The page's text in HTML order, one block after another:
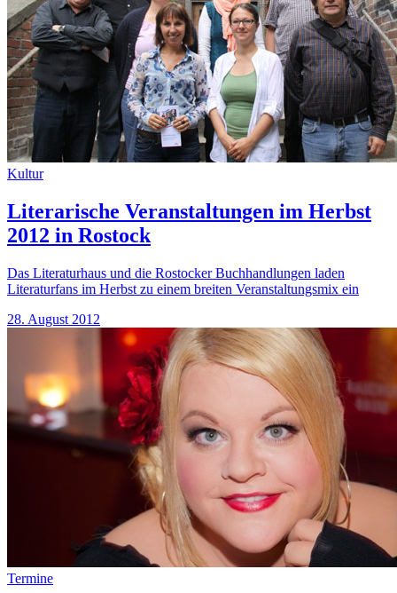
Kultur
Literarische Veranstaltungen im Herbst
2012 in Rostock
Das Literaturhaus und die Rostocker Buchhandlungen laden
Literaturfans im Herbst zu einem breiten Veranstaltungsmix ein
28. August 2012
Termine